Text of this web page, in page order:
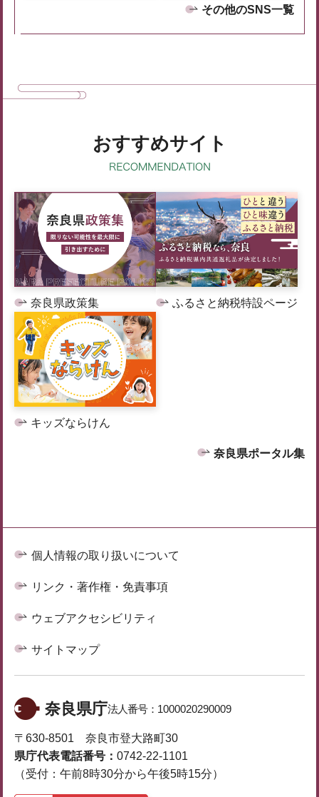
その他のSNS一覧
おすすめサイト
奈良県政策集 ふるさと納税特設ページ
キッズならけん
奈良県ポータル集
個人情報の取り扱いについて
リンク・著作権・免責事項
ウェブアクセシビリティ
サイトマップ
奈良県庁法人番号： 1000020290009
〒630-8501 奈良市登大路町30
県庁代表電話番号： 0742-22-1101
（受付：午前8時30分から午後5時15分）